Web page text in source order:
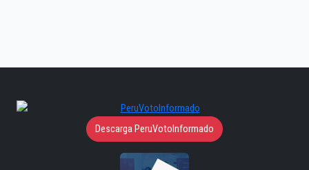
Descarga PeruVotoInformado